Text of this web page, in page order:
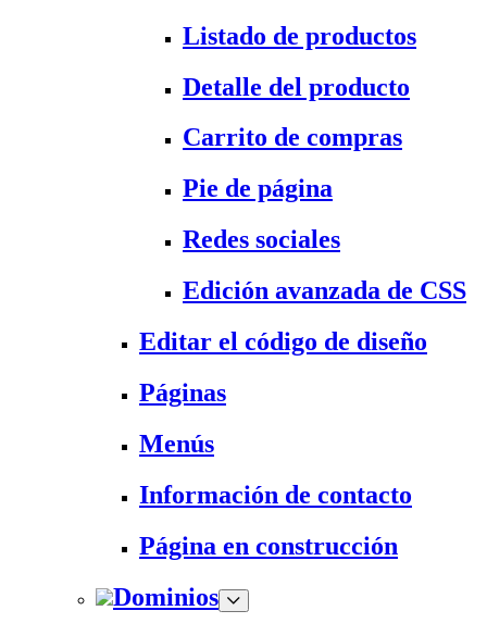
Listado de productos
Detalle del producto
Carrito de compras
Pie de página
Redes sociales
Edición avanzada de CSS
Editar el código de diseño
Páginas
Menús
Información de contacto
Página en construcción
Dominios